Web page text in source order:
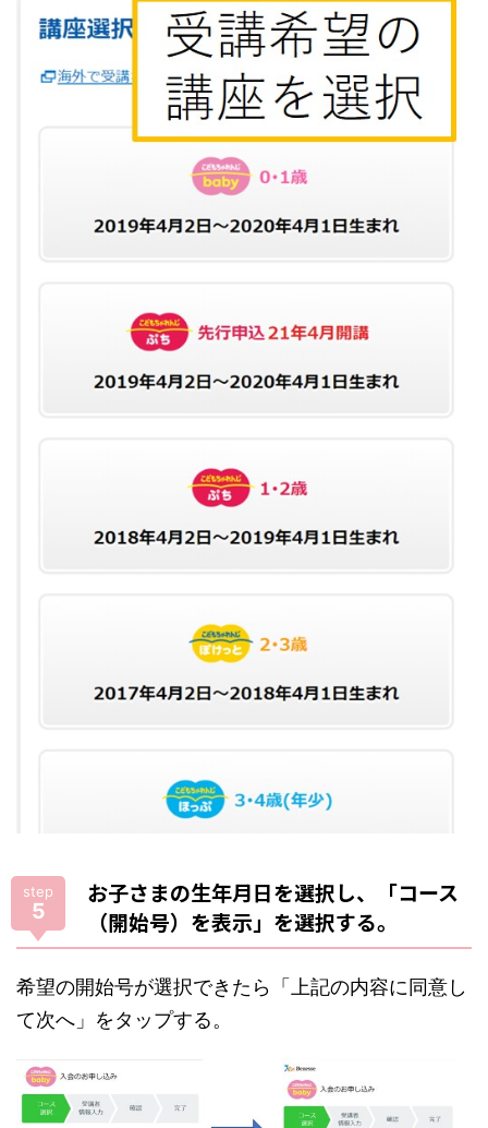
step
5
お子さまの生年月日を選択し、「コース
（開始号）を表示」を選択する。
希望の開始号が選択できたら「上記の内容に同意し
て次へ」をタップする。